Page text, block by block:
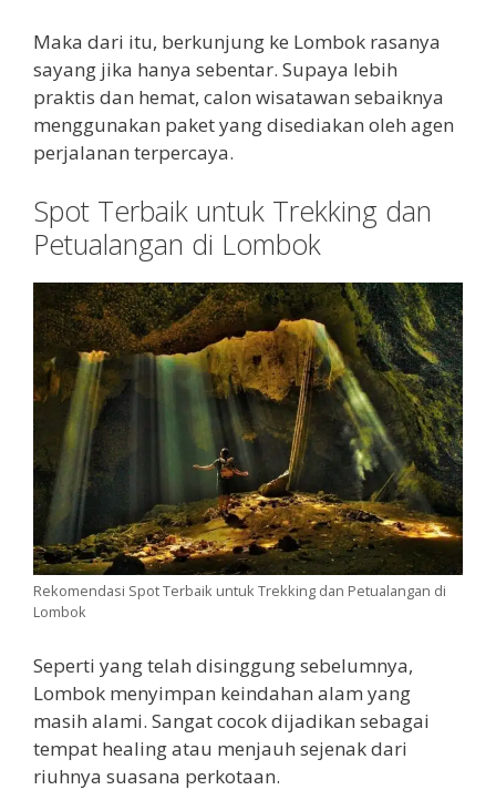
Maka dari itu, berkunjung ke Lombok rasanya
sayang jika hanya sebentar. Supaya lebih
praktis dan hemat, calon wisatawan sebaiknya
menggunakan paket yang disediakan oleh agen
perjalanan terpercaya.
Spot Terbaik untuk Trekking dan
Petualangan di Lombok
Rekomendasi Spot Terbaik untuk Trekking dan Petualangan di
Lombok
Seperti yang telah disinggung sebelumnya,
Lombok menyimpan keindahan alam yang
masih alami. Sangat cocok dijadikan sebagai
tempat healing atau menjauh sejenak dari
riuhnya suasana perkotaan.